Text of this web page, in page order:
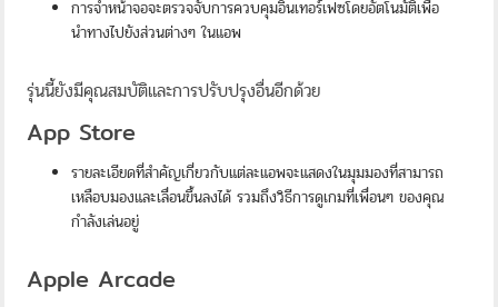
การจำหน้าจอจะตรวจจับการควบคุมอินเทอร์เฟซโดยอัตโนมัติเพื่อ
นำทางไปยังส่วนต่างๆ ในแอพ
รุ่นนี้ยังมีคุณสมบัติและการปรับปรุงอื่นอีกด้วย
App Store
รายละเอียดที่สำคัญเกี่ยวกับแต่ละแอพจะแสดงในมุมมองที่สามารถ
เหลือบมองและเลื่อนขึ้นลงได้ รวมถึงวิธีการดูเกมที่เพื่อนๆ ของคุณ
กำลังเล่นอยู่
Apple Arcade